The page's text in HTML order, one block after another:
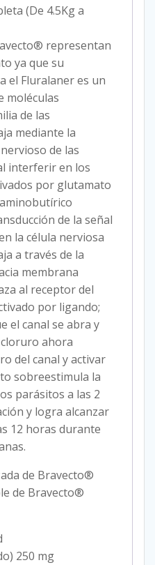
(De 4.5Kg a
representan
ya que su
el Fluralaner es un
moléculas
de las
mediante la
de las
interferir en los
por glutamato
de la señal
la célula nerviosa
a través de la
membrana
al receptor del
por ligando;
el canal se abra y
ahora
del canal y activar
sobreestimula la
parásitos a las 2
y logra alcanzar
12 horas durante
de Bravecto®
de Bravecto®
250 mg